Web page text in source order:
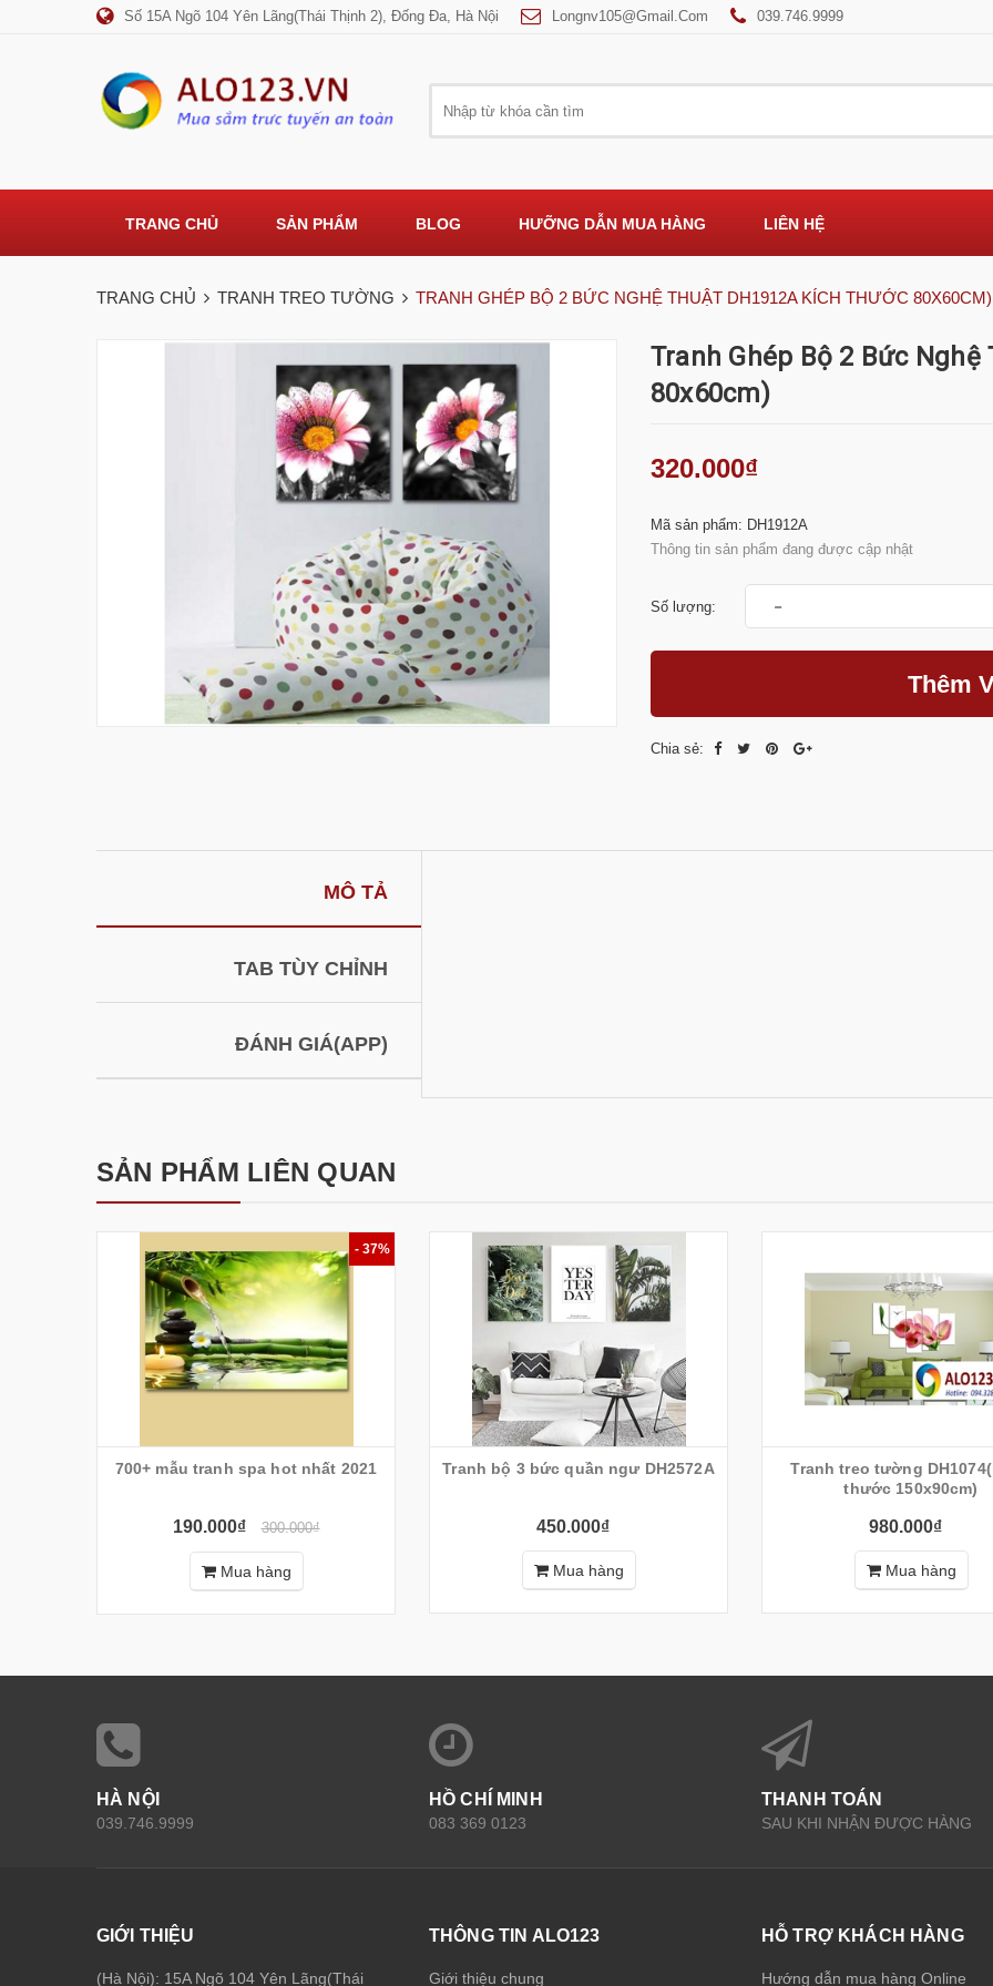
Số 15A Ngõ 104 Yên Lãng(Thái Thịnh 2), Đống Đa, Hà Nội Longnv105@gmail.com 039.746.9999
TRANG CHỦ SẢN PHẨM BLOG HƯỠNG DẪN MUA HÀNG LIÊN HỆ
TRANG CHỦ TRANH TREO TƯỜNG TRANH GHÉP BỘ 2 BỨC NGHỆ THUẬT DH1912A KÍCH THƯỚC 80X60CM)
Tranh Ghép Bộ 2 Bức
80x60cm)
320.000₫
Mã sản phẩm: DH1912A
Thông tin sản phẩm đang được cập nhật
Số lượng: -
Thêm
Chia sẻ:
MÔ TẢ
TAB TÙY CHỈNH
ĐÁNH GIÁ(APP)
SẢN PHẨM LIÊN QUAN
- 37%
700+ mẫu tranh spa hot nhất 2021
190.000₫ 300.000₫
Mua hàng
Tranh bộ 3 bức quần ngư DH2572A
450.000₫
Mua hàng
Tranh treo tường
thước 150x90cm)
980.000₫
Mua hàng
HÀ NỘI
039.746.9999
HỒ CHÍ MINH
083 369 0123
THANH TOÁN
SAU KHI NHẬN ĐƯỢC HÀNG
GIỚI THIỆU
(Hà Nội): 15A Ngõ 104 Yên Lãng(Thái
THÔNG TIN ALO123
Giới thiệu chung
HỖ TRỢ KHÁCH HÀNG
Hướng dẫn mua hàng Online